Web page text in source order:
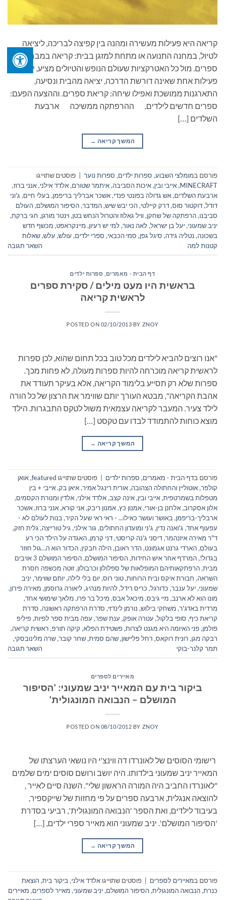
קריאה היא פעילות מעשירה ומהנה בין קפיצה לבריכה, ליציאה
לטיול, במחנה התנועה או מתחת למזגן בבית: קריאה במבחר
ספרים. מול כל האטרקציות שעולם הנופש והטיולים מציע, יש
פעילות אחת שאינה דורשת הדרכה, יציאה מהבית ונסיעה,
התארגנות ממושכת ואפילו שיחה: קריאת ספרים. וההצעה הפעם:
ספרים חדשים לילדים. ההרפתקה ממשיכה ארבעת
השלדים […]
המשך קריאה →
פורסם במומלצי השבוע, ספרות ילדים, ספרות נוער
פוסטים שתוייגו
MINECRAFT
,אייבי ובין,איכות הסביבה,איתמר שטורם,אלדד אילני,אנני ברוז,
ארבעת השלדים,אש גדולה בפונטי פנדי,אשכר אברליך בריפמן,בעלי חיים, ג'וני
דודל,דוקטור סוס,דרק קיילטי,הכי יבש שיש,המדבר,הסיפור המושלם,העולם
סביבנו,הרפתקה של שחקן,וויל גאלוז והטרול הנחש בטן,וינטר מורגן, חגי ברקת,
יניב שמעוני,יעל בן ישראל,לאה נאור,למי יש רעיון, מיינקראפט, מכשף חדש
בשכונה, נטליה גידה, סיגל גפן, סמי הכבאי, ספרי ילדים, עולש, עלש,שאלות
קטנות למה
השאר תגובה
דף הבית - מאמרים ספרות ילדים
בראשית היו מעט מילים / סקירת ספרים
לראשית קריאה
POSTED ON 02/10/2013 BY ZNOY
"אנו רוצים להביא לילדים מכל טוב בכל תחום שהוא, לכן ספרות
לראשית קריאה מוכרחה להיות ספרות מעולה, לא פחות מכך.
ספרות שלא רק תסייע בלימוד הקריאה, אלא בעיקר תעודד את
אהבת הקריאה", מבטא העורך יותם שווימר את הרצון של כל הורה
לילד צעיר. המעבר לקריאה עצמאית משול לטקס התבגרות. הילד
מוצא כוחות להתמודד לבדו עם טקסט […]
המשך קריאה →
פורסם בדף הבית - מאמרים, ספרות ילדים פוסטים שתוייגו featured
,אואן
קולפר,אוטוליין והחתולה הצהובה,אורית רינגל אמיר,איאן בק,אייבי + בין
מטפלות בשמרטפית,אייבי ובין,אינה קצב,אלדד אילני,אלדין ומנורת הקסמים,
אלון אסקרוב,אלחנן בן-אורי,אמנון כץ,אמנון ריבק,אני קורא,אנני ברוז,אשכר
ארבליך-בריפמן, באושר ועושר כאילו... - ראי ראי שעל הקיר, בנות לעולם לא -
עפעוף אחד, ג'ואנה נדין, ג'ני ומועדון החתולים, גור אילני, גיל טורייצה, גלית חזק,
ד"ר מאירה איזנהמר,דיסני ג'נה קריסטי,דני קרמן,האגדה על הילד הכי רע
בעולם,הארדי גרנט אגמונט,הדר ראובן,הילה חבקין,הכדור הוא ה…גול חוזר
בגדול!,המרדף אחר איש החידות,הסיפור המושלם,
הסיפור המושלם 3 אויבים
מבית,הרפתקאותיהם המופלאות של ספלולון וכרבולון,זוטה מכשפה חסרת
השראה, חבורת איקס ובית הרוחות,טוני רוס,יום בלי לילה,יותם שווימר,יניב
שמעוני,יעל ענבר, כדורגל, כריס רידל,להיות מנהיג,ליאורה גרוסמן, מאירה פירון,
מונו הוא לא ארנב, מיי גיבס, מיכאל אבס, מיכל בר פרו, מלאך שימושי אחד,
מרדית באדג'ר, משחקי בילוש, נורמן לינדזי, סדרת הרפתקה ראשונה, סדרת
קריאת כיף, סופי בלקול, עטרה אופק, ענת שפר, עפה מבית ספר לפיות,פיליפ
פולמן,פני האיומה היא מגנט לצרות,פשטידת הפלא, קיקה תורפ, ראשית קריאה,
רבקה מגן, רונית רוקאס, רחל פליישון,שהם סמית,שחר קובר,שרה מלינובסקי,
תמר קלנר-בוקי
השאר תגובה
מאיירים לספרים
ביקור בית עם המאייר יניב שמעוני: 'הסיפור
המושלם – הנבואה המונגולית'
POSTED ON 08/10/2012 BY ZNOY
רישומי הסוסים של לאונרדו דה ווינצ'י היו נושאי הערצתו של
המאייר יניב שמעוני בילדותו. היה יושב ורושם סוסים ימים שלמים
"לאונרדו החביב היה המורה הראשון שלי". השנה סיים לאייר ,
להוצאה אנגלית, ארבעה ספרים על פי מחזות של שייקספיר,
בעיבוד לילדים, ואת הספר 'הנבואה המונגולית', רביעי בסדרת
'הסיפור המושלם'. יניב שמעוני הוא מאייר ספרי ילדים, […]
המשך קריאה →
פורסם במאיירים לספרים | פוסטים שתוייגו אלדד אילני, ביקור בית,הוצאת
כנרת,הנבואה המונגולית,הסיפור המושלם,יניב שמעוני, מאייר לספרים, מאיירים